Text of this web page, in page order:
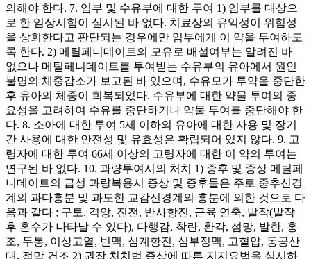
의해야 한다. 7. 임부 및 수유부에 대한 투여 1) 임부를 대상으
로 한 임상시험이 실시된 바 없다. 치료상의 유익성이 위험성
을 상회한다고 판단되는 경우에만 임부에게 이 약을 투여하도
록 한다. 2) 메틸페니데이트의 모유로 배설여부는 알려진 바
없으나 메틸페니데이트를 투여받는 수유부의 유아에서 원인
불명의 체중감소가 보고된 바 있으며, 수유모가 투약을 중단한
후 유아의 체중이 회복되었다. 수유부에 대한 약물 투여의 중
요성을 고려하여 수유를 중단하거나 약물 투여를 중단해야 한
다. 8. 소아에 대한 투여 5세 이하의 유아에 대한 사용 및 장기
간 사용에 대한 안전성 및 유효성은 확립되어 있지 않다. 9. 고
령자에 대한 투여 66세 이상의 고령자에 대한 이 약의 투여는
연구된 바 없다. 10. 과량투여시의 처치 1) 증후 및 증상 메틸페
니데이트의 급성 과량복용시 증상 및 증후들은 주로 중추신경
계의 과다흥분 및 과도한 교감신경계의 흥분에 의한 것으로 다
음과 같다 ; 구토, 격앙, 진전, 반사항진, 근육 연축, 발작(발작
후 혼수가 나타날 수 있다), 다행감, 착란, 환각, 섬망, 발한, 홍
조, 두통, 이상고열, 빈맥, 심계항진, 심부정맥, 고혈압, 동공산
대, 점막 건조 2) 권장 처치법 증상에 따른 지지요법을 실시하